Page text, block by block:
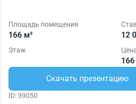
Площадь помещения
166 м² 12
Этаж
Скачать презентацию
ID: 39050